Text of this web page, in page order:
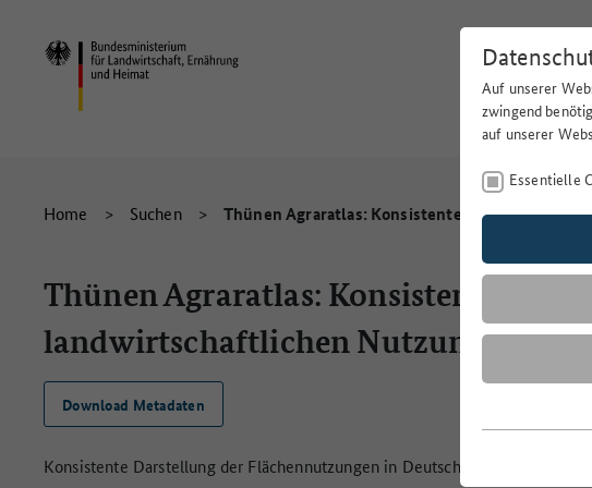
Home > Suchen > Thünen Agraratlas: Konsistente Daten zur
Thünen Agraratlas: Konsistente Daten
landwirtschaftlichen Nutzung für
Download Metadaten
Konsistente Darstellung der Flächennutzungen in Deutschland über die Zeit
Auf unserer
zwingend
auf unserer
Essentielle
Essentielle